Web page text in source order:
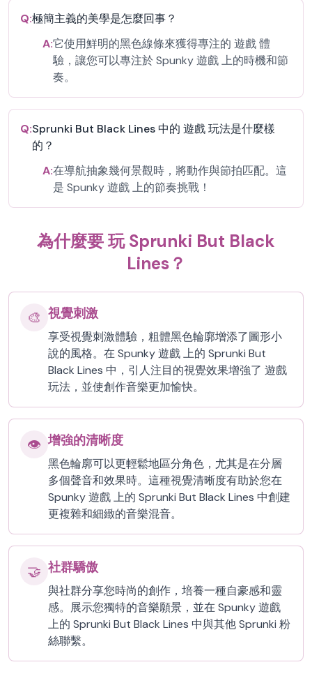
Q:極簡主義的美學是怎麼回事？
A:它使用鮮明的黑色線條來獲得專注的 遊戲 體
驗，讓您可以專注於 Spunky 遊戲 上的時機和節
奏。
Q:Sprunki But Black Lines 中的 遊戲 玩法是什麼樣
的？
A:在導航抽象幾何景觀時，將動作與節拍匹配。這
是 Spunky 遊戲 上的節奏挑戰！
為什麼要 玩 Sprunki But Black
Lines？
🎨 視覺刺激
享受視覺刺激體驗，粗體黑色輪廓增添了圖形小
說的風格。在 Spunky 遊戲 上的 Sprunki But
Black Lines 中，引人注目的視覺效果增強了 遊戲
玩法，並使創作音樂更加愉快。
👁️ 增強的清晰度
黑色輪廓可以更輕鬆地區分角色，尤其是在分層
多個聲音和效果時。這種視覺清晰度有助於您在
Spunky 遊戲 上的 Sprunki But Black Lines 中創建
更複雜和細緻的音樂混音。
🤝 社群驕傲
與社群分享您時尚的創作，培養一種自豪感和靈
感。展示您獨特的音樂願景，並在 Spunky 遊戲
上的 Sprunki But Black Lines 中與其他 Sprunki 粉
絲聯繫。